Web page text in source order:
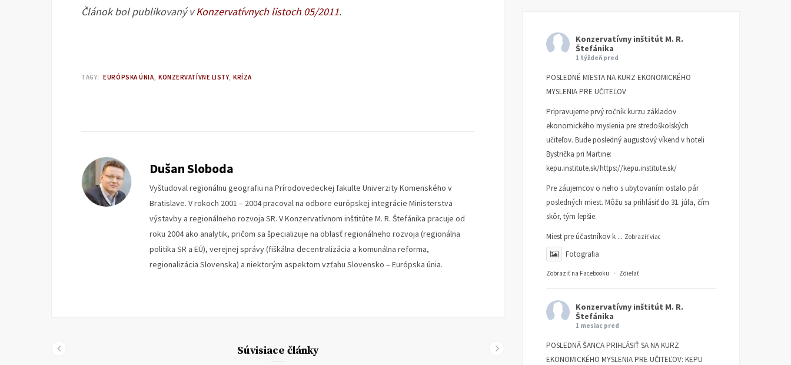
Článok bol publikovaný vKonzervatívnych listoch 05/2011.
TAGY: EURÓPSKA ÚNIA KONZERVATÍVNE LISTY KRÍZA
Dušan Sloboda
Vyštudoval regionálnu geografiu na Prírodovedeckej fakulte Univerzity Komenského v
Bratislave. V rokoch 2001 – 2004 pracoval na odbore európskej integrácie Ministerstva
výstavby a regionálneho rozvoja SR. V Konzervatívnom inštitúte M. R. Štefánika pracuje od
roku 2004 ako analytik, pričom sa špecializuje na oblasť regionálneho rozvoja (regionálna
politika SR a EÚ), verejnej správy (fiškálna decentralizácia a komunálna reforma,
regionalizácia Slovenska) a niektorým aspektom vzťahu Slovensko – Európska únia.
Súvisiace články
Konzervatívny inštitút M. R.
Štefánika
1 týždeň pred
POSLEDNÉ MIESTA NA KURZ EKONOMICKÉHO
MYSLENIA PRE UČITEĽOV
Pripravujeme prvý ročník kurzu základov
ekonomického myslenia pre stredoškolských
učiteľov. Bude posledný augustový víkend v hoteli
Bystrička pri Martine:
kepu.institute.sk/https://kepu.institute.sk/
Pre záujemcov o neho s ubytovaním ostalo pár
posledných miest. Môžu sa prihlásiť do 31. júla, čím
skôr, tým lepšie.
Miest pre účastníkov k ... Zobraziť viac
Fotografia
Zobraziť na Facebooku · Zdieľať
Konzervatívny inštitút M. R.
Štefánika
1 mesiac pred
POSLEDNÁ ŠANCA PRIHLÁSIŤ SA NA KURZ
EKONOMICKÉHO MYSLENIA PRE UČITEĽOV: KEPU